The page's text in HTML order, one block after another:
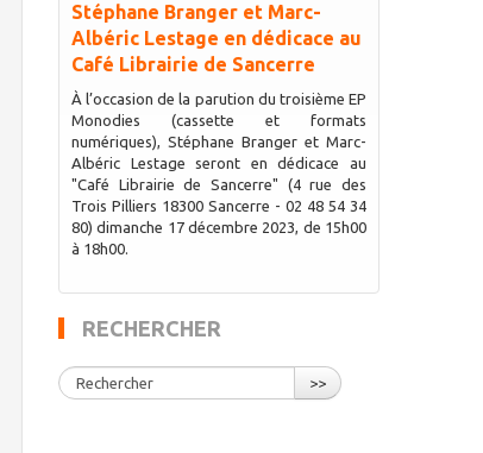
Stéphane Branger et Marc-
Albéric Lestage en dédicace au
Café Librairie de Sancerre
À l’occasion de la parution du troisième EP
Monodies (cassette et formats
numériques), Stéphane Branger et Marc-
Albéric Lestage seront en dédicace au
"Café Librairie de Sancerre" (4 rue des
Trois Pilliers 18300 Sancerre - 02 48 54 34
80) dimanche 17 décembre 2023, de 15h00
à 18h00.
RECHERCHER
>>